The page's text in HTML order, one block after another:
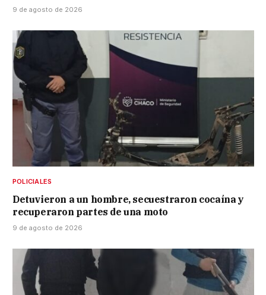
9 de agosto de 2026
POLICIALES
Detuvieron a un hombre, secuestraron cocaína y
recuperaron partes de una moto
9 de agosto de 2026